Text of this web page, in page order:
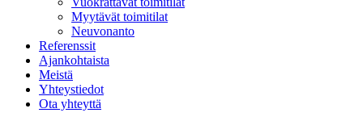
Myytävät toimitilat
Neuvonanto
Referenssit
Ajankohtaista
Meistä
Yhteystiedot
Ota yhteyttä